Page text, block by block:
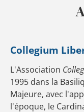
Collegium
L'Association
1995 dans la
Majeure, avec
l'époque, le